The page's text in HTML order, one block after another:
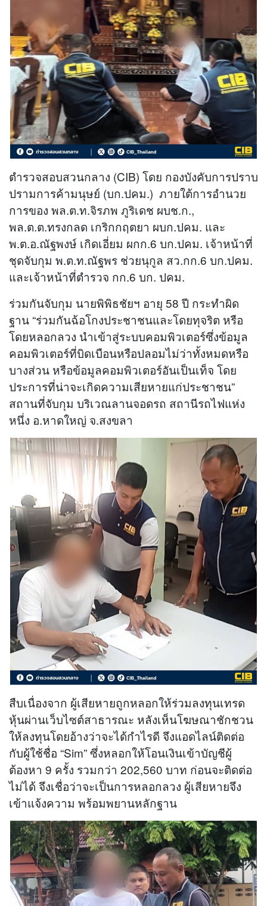
ตำรวจสอบสวนกลาง (CIB) โดย กองบังคับการปราบ
ปรามการค้ามนุษย์ (บก.ปคม.) ภายใต้การอำนวย
การของ พล.ต.ท.จิรภพ ภูริเดช ผบช.ก.,
พล.ต.ต.ทรงกลด เกริกกฤตยา ผบก.ปคม. และ
พ.ต.อ.ณัฐพงษ์ เกิดเอี่ยม ผกก.6 บก.ปคม. เจ้าหน้าที่
ชุดจับกุม พ.ต.ท.ณัฐพร ช่วยนุกูล สว.กก.6 บก.ปคม.
และเจ้าหน้าที่ตำรวจ กก.6 บก. ปคม.
ร่วมกันจับกุม นายพิพิธชัยฯ อายุ 58 ปี กระทำผิด
ฐาน “ร่วมกันฉ้อโกงประชาชนและโดยทุจริต หรือ
โดยหลอกลวง นำเข้าสู่ระบบคอมพิวเตอร์ซึ่งข้อมูล
คอมพิวเตอร์ที่บิดเบือนหรือปลอมไม่ว่าทั้งหมดหรือ
บางส่วน หรือข้อมูลคอมพิวเตอร์อันเป็นเท็จ โดย
ประการที่น่าจะเกิดความเสียหายแก่ประชาชน”
สถานที่จับกุม บริเวณลานจอดรถ สถานีรถไฟแห่ง
หนึ่ง อ.หาดใหญ่ จ.สงขลา
สืบเนื่องจาก ผู้เสียหายถูกหลอกให้ร่วมลงทุนเทรด
หุ้นผ่านเว็บไซต์สาธารณะ หลังเห็นโฆษณาชักชวน
ให้ลงทุนโดยอ้างว่าจะได้กำไรดี จึงแอดไลน์ติดต่อ
กับผู้ใช้ชื่อ “Sim” ซึ่งหลอกให้โอนเงินเข้าบัญชีผู้
ต้องหา 9 ครั้ง รวมกว่า 202,560 บาท ก่อนจะติดต่อ
ไม่ได้ จึงเชื่อว่าจะเป็นการหลอกลวง ผู้เสียหายจึง
เข้าแจ้งความ พร้อมพยานหลักฐาน